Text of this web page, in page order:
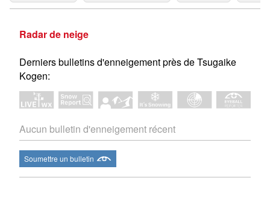
Radar de neige
Derniers bulletins d'enneigement près de Tsugaike
Kogen:
Aucun bulletin d'enneigement récent
Soumettre un bulletin